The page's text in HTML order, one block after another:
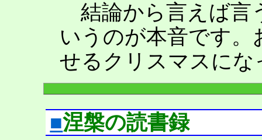
結論から言えば言
いうのが本音です
せるクリスマスに
■涅槃の読書録